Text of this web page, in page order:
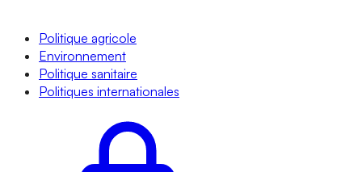
Politique agricole
Environnement
Politique sanitaire
Politiques internationales